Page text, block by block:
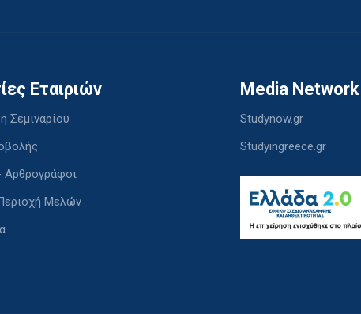
Εταιριών
Σεμιναρίου
Αρθρογράφοι
Μελών
Media Network
Studynow.gr
Studyingreece.gr